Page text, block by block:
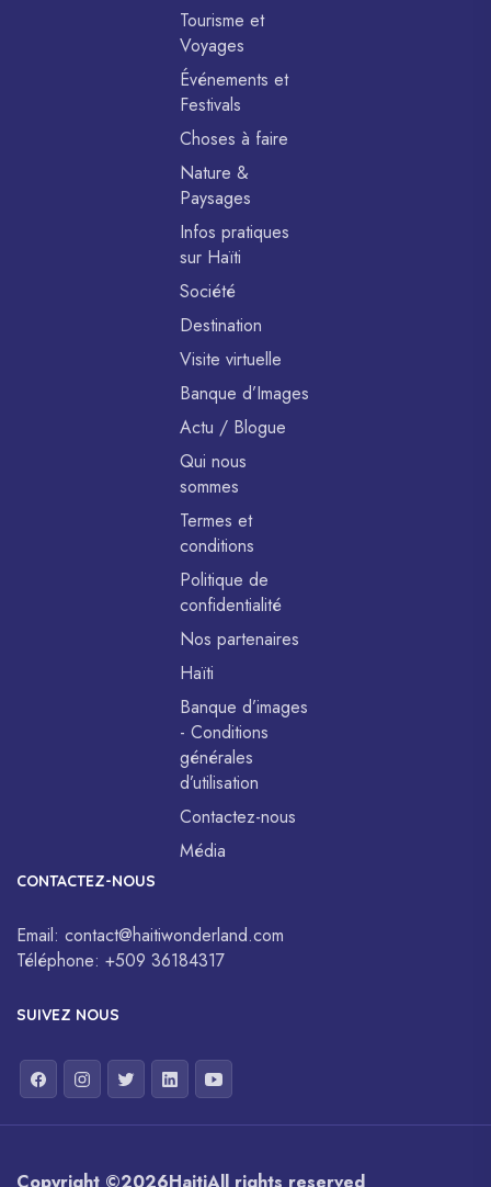
Tourisme et
Voyages
Événements et
Festivals
Choses à faire
Nature &
Paysages
Infos pratiques
sur Haïti
Société
Destination
Visite virtuelle
Banque d’Images
Actu / Blogue
Qui nous
sommes
Termes et
conditions
Politique de
confidentialité
Nos partenaires
Haïti
Banque d’images
- Conditions
générales
d’utilisation
Contactez-nous
Média
CONTACTEZ-NOUS
Email: contact@haitiwonderland.com
Téléphone: +509 36184317
SUIVEZ NOUS